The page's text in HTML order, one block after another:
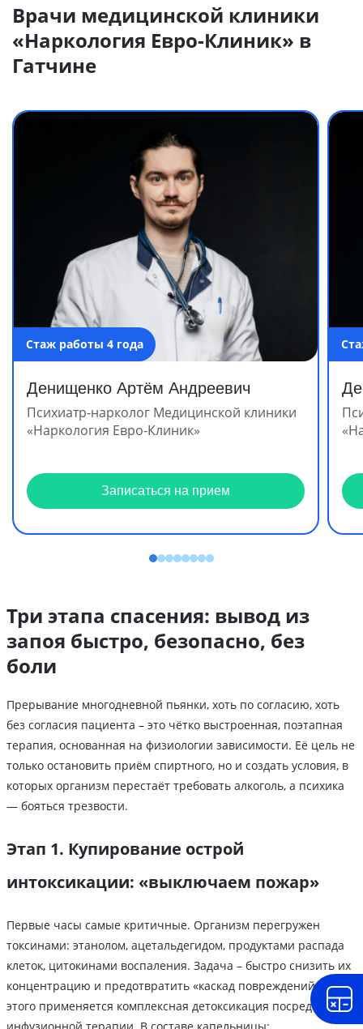
Врачи медицинской клиники
«Наркология Евро-Клиник» в
Гатчине
Стаж работы 4 года
Денищенко Артём Андреевич
Психиатр-нарколог Медицинской клиники
«Наркология Евро-Клиник»
Записаться на прием
Три этапа спасения: вывод из
запоя быстро, безопасно, без
боли
Прерывание многодневной пьянки, хоть по согласию, хоть
без согласия пациента – это чётко выстроенная, поэтапная
терапия, основанная на физиологии зависимости. Её цель не
только остановить приём спиртного, но и создать условия, в
которых организм перестаёт требовать алкоголь, а психика
— бояться трезвости.
Этап 1. Купирование острой
интоксикации: «выключаем пожар»
Первые часы самые критичные. Организм перегружен
токсинами: этанолом, ацетальдегидом, продуктами распада
клеток, цитокинами воспаления. Задача – быстро снизить их
концентрацию и предотвратить «каскад повреждений». Для
этого применяется комплексная детоксикация посредством